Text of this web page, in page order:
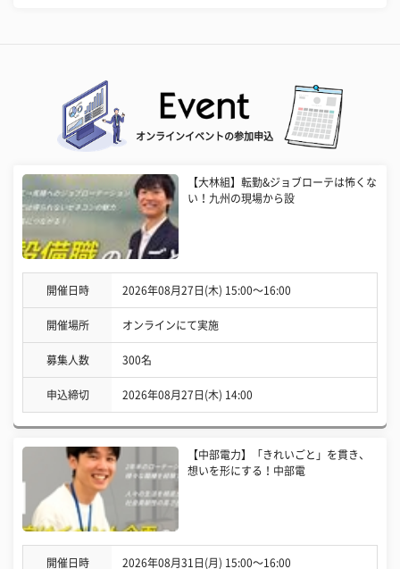
オンラインイベントの参加申込
【大林組】転勤&ジョブローテは怖くな
い！九州の現場から設
開催日時 2026年08月27日(木) 15:00〜16:00
開催場所 オンラインにて実施
募集人数 300名
申込締切 2026年08月27日(木) 14:00
【中部電力】「きれいごと」を貫き、
想いを形にする！中部電
開催日時 2026年08月31日(月) 15:00〜16:00